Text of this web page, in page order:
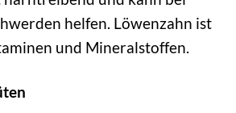
helfen. Löwenzahn ist
und Mineralstoffen.